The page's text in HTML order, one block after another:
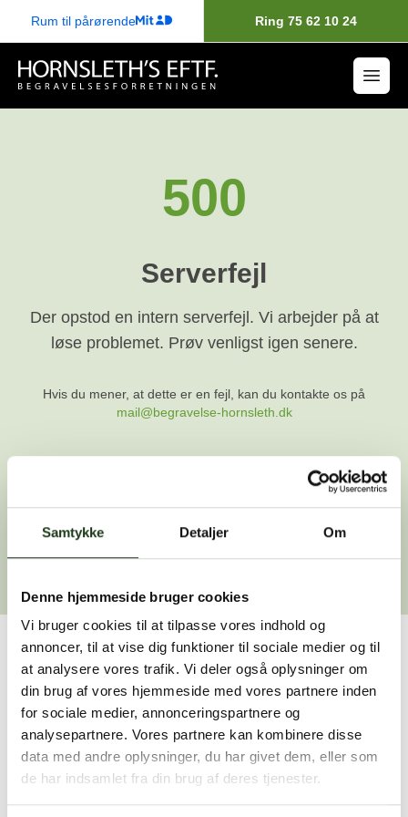
Samtykke Detaljer Om
Denne hjemmeside bruger cookies
Vi bruger cookies til at tilpasse vores indhold og
annoncer, til at vise dig funktioner til sociale medier og til
at analysere vores trafik. Vi deler også oplysninger om
din brug af vores hjemmeside med vores partnere inden
for sociale medier, annonceringspartnere og
analysepartnere. Vores partnere kan kombinere disse
data med andre oplysninger, du har givet dem, eller som
de har indsamlet fra din brug af deres tjenester.
Rum til pårørende Ring 75 62 10 24
500
Serverfejl
Der opstod en intern serverfejl. Vi arbejder på at
løse problemet. Prøv venligst igen senere.
Hvis du mener, at dette er en fejl, kan du kontakte os på
mail@begravelse-hornsleth.dk
Gå tilbage
Har du brug for hjælp?
Vi er her for at hjælpe dig. Du er velkommen til at kontakte
os, hvis du har spørgsmål eller brug for assistance.
59 45 10 14
Find nærmeste afdeling